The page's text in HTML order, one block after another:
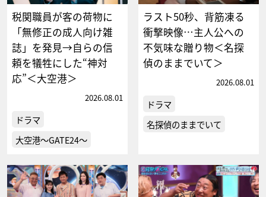
税関職員が客の荷物に
「無修正の成人向け雑
誌」を発見→自らの信
頼を犠牲にした“神対
応”＜大空港＞
2026.08.01
ドラマ
大空港～GATE24～
ラスト50秒、背筋凍る
衝撃映像…主人公への
不気味な贈り物＜名探
偵のままでいて＞
2026.08.01
ドラマ
名探偵のままでいて